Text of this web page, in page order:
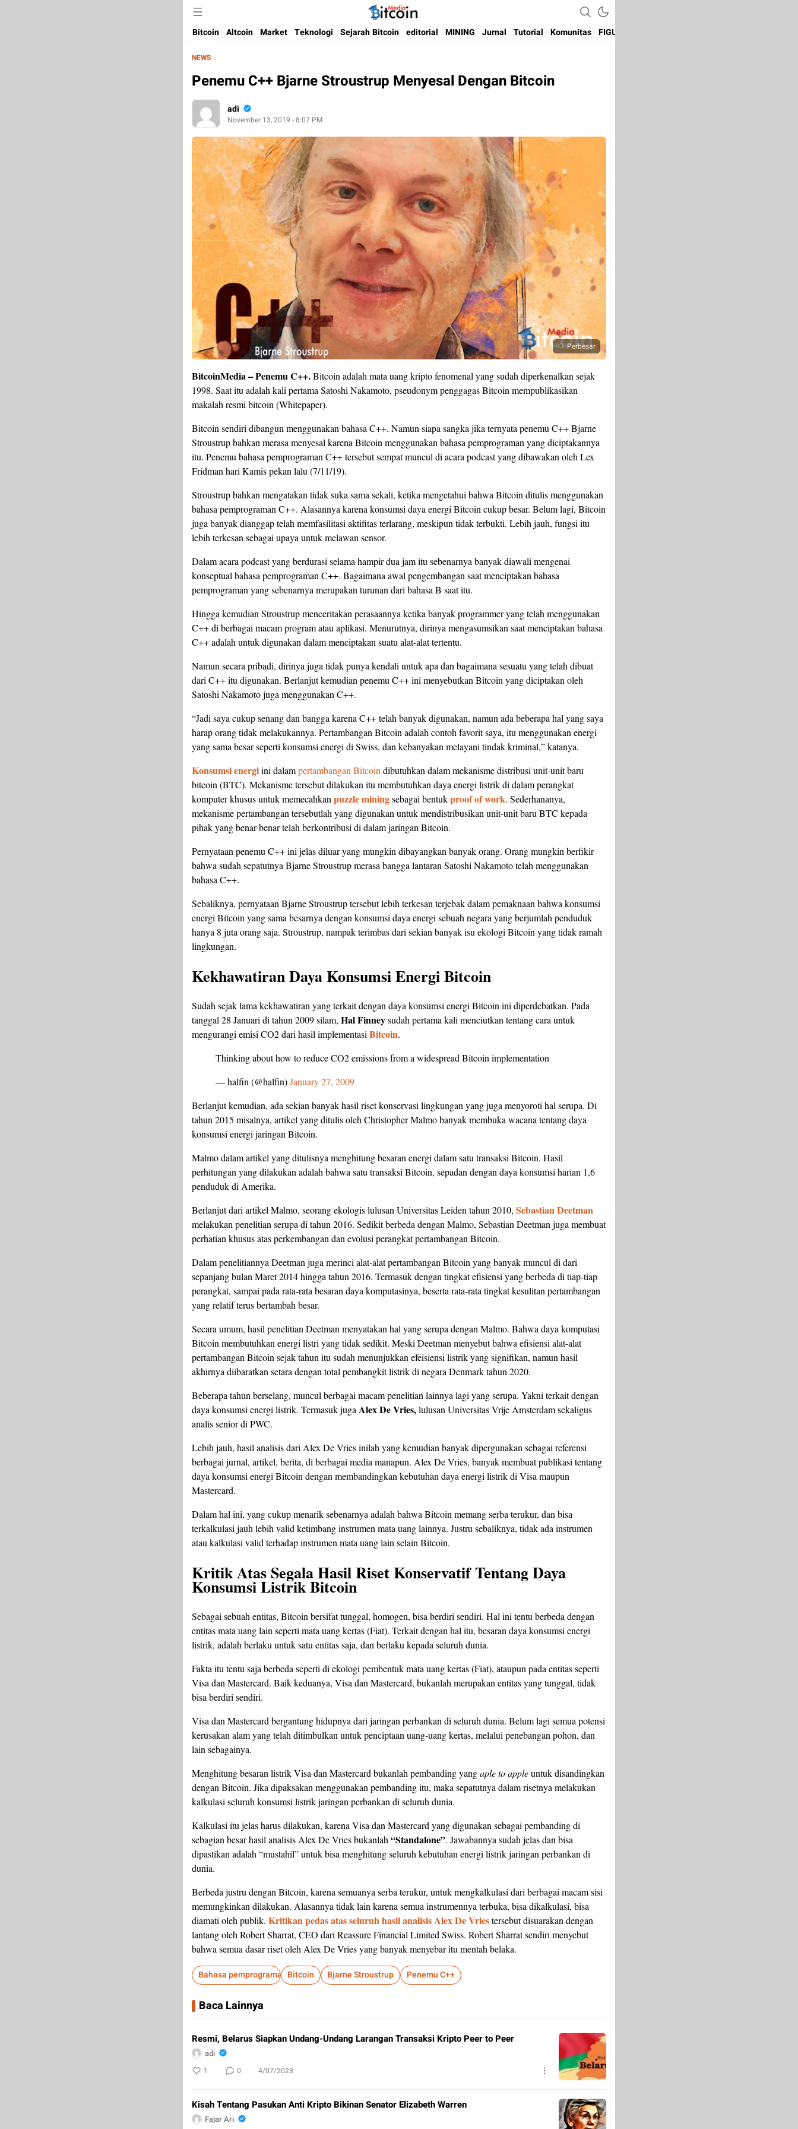
Bitcoin Media Indonesia
Media Bitcoin dan Cryptocurrency, dan Blockchain di Indonesia
Bitcoin Altcoin Market Teknologi Sejarah Bitcoin editorial MINING Jurnal Tutorial Komunitas FIGUR
NEWS
Penemu C++ Bjarne Stroustrup Menyesal Dengan Bitcoin
adi
November 13, 2019 - 8:07 PM
Perbesar
BitcoinMedia – Penemu C++.Bitcoin adalah mata uang kripto fenomenal yang sudah diperkenalkan sejak
1998. Saat itu adalah kali pertama Satoshi Nakamoto, pseudonym penggagas Bitcoin mempublikasikan
makalah resmi bitcoin (Whitepaper).
Bitcoin sendiri dibangun menggunakan bahasa C++. Namun siapa sangka jika ternyata penemu C++ Bjarne
Stroustrup bahkan merasa menyesal karena Bitcoin menggunakan bahasa pemprograman yang diciptakannya
itu. Penemu bahasa pemprograman C++ tersebut sempat muncul di acara podcast yang dibawakan oleh Lex
Fridman hari Kamis pekan lalu (7/11/19).
Stroustrup bahkan mengatakan tidak suka sama sekali, ketika mengetahui bahwa Bitcoin ditulis menggunakan
bahasa pemprograman C++. Alasannya karena konsumsi daya energi Bitcoin cukup besar. Belum lagi, Bitcoin
juga banyak dianggap telah memfasilitasi aktifitas terlarang, meskipun tidak terbukti. Lebih jauh, fungsi itu
lebih terkesan sebagai upaya untuk melawan sensor.
Dalam acara podcast yang berdurasi selama hampir dua jam itu sebenarnya banyak diawali mengenai
konseptual bahasa pemprograman C++. Bagaimana awal pengembangan saat menciptakan bahasa
pemprograman yang sebenarnya merupakan turunan dari bahasa B saat itu.
Hingga kemudian Stroustrup menceritakan perasaannya ketika banyak programmer yang telah menggunakan
C++ di berbagai macam program atau aplikasi. Menurutnya, dirinya mengasumsikan saat menciptakan bahasa
C++ adalah untuk digunakan dalam menciptakan suatu alat-alat tertentu.
Namun secara pribadi, dirinya juga tidak punya kendali untuk apa dan bagaimana sesuatu yang telah dibuat
dari C++ itu digunakan. Berlanjut kemudian penemu C++ ini menyebutkan Bitcoin yang diciptakan oleh
Satoshi Nakamoto juga menggunakan C++.
“Jadi saya cukup senang dan bangga karena C++ telah banyak digunakan, namun ada beberapa hal yang saya
harap orang tidak melakukannya. Pertambangan Bitcoin adalah contoh favorit saya, itu menggunakan energi
yang sama besar seperti konsumsi energi di Swiss, dan kebanyakan melayani tindak kriminal,” katanya.
Konsumsi energiini dalampertambangan Bitcoin dibutuhkan dalam mekanisme distribusi unit-unit baru
bitcoin (BTC). Mekanisme tersebut dilakukan itu membutuhkan daya energi listrik di dalam perangkat
komputer khusus untuk memecahkan puzzle miningsebagai bentukproof of work. Sederhananya,
mekanisme pertambangan tersebutlah yang digunakan untuk mendistribusikan unit-unit baru BTC kepada
pihak yang benar-benar telah berkontribusi di dalam jaringan Bitcoin.
Pernyataan penemu C++ ini jelas diluar yang mungkin dibayangkan banyak orang. Orang mungkin berfikir
bahwa sudah sepatutnya Bjarne Stroustrup merasa bangga lantaran Satoshi Nakamoto telah menggunakan
bahasa C++.
Sebaliknya, pernyataan Bjarne Stroustrup tersebut lebih terkesan terjebak dalam pemaknaan bahwa konsumsi
energi Bitcoin yang sama besarnya dengan konsumsi daya energi sebuah negara yang berjumlah penduduk
hanya 8 juta orang saja. Stroustrup, nampak terimbas dari sekian banyak isu ekologi Bitcoin yang tidak ramah
lingkungan.
Kekhawatiran Daya Konsumsi Energi Bitcoin
Sudah sejak lama kekhawatiran yang terkait dengan daya konsumsi energi Bitcoin ini diperdebatkan. Pada
tanggal 28 Januari di tahun 2009 silam, Hal Finneysudah pertama kali menciutkan tentang cara untuk
mengurangi emisi CO2 dari hasil implementasi Bitcoin.
Thinking about how to reduce CO2 emissions from a widespread Bitcoin implementation
— halfin (@halfin)January 27, 2009
Berlanjut kemudian, ada sekian banyak hasil riset konservasi lingkungan yang juga menyoroti hal serupa. Di
tahun 2015 misalnya, artikel yang ditulis oleh Christopher Malmo banyak membuka wacana tentang daya
konsumsi energi jaringan Bitcoin.
Malmo dalam artikel yang ditulisnya menghitung besaran energi dalam satu transaksi Bitcoin. Hasil
perhitungan yang dilakukan adalah bahwa satu transaksi Bitcoin, sepadan dengan daya konsumsi harian 1,6
penduduk di Amerika.
Berlanjut dari artikel Malmo, seorang ekologis lulusan Universitas Leiden tahun 2010, Sebastian Deetman
melakukan penelitian serupa di tahun 2016. Sedikit berbeda dengan Malmo, Sebastian Deetman juga membuat
perhatian khusus atas perkembangan dan evolusi perangkat pertambangan Bitcoin.
Dalam penelitiannya Deetman juga merinci alat-alat pertambangan Bitcoin yang banyak muncul di dari
sepanjang bulan Maret 2014 hingga tahun 2016. Termasuk dengan tingkat efisiensi yang berbeda di tiap-tiap
perangkat, sampai pada rata-rata besaran daya komputasinya, beserta rata-rata tingkat kesulitan pertambangan
yang relatif terus bertambah besar.
Secara umum, hasil penelitian Deetman menyatakan hal yang serupa dengan Malmo. Bahwa daya komputasi
Bitcoin membutuhkan energi listri yang tidak sedikit. Meski Deetman menyebut bahwa efisiensi alat-alat
pertambangan Bitcoin sejak tahun itu sudah menunjukkan efeisiensi listrik yang signifikan, namun hasil
akhirnya diibaratkan setara dengan total pembangkit listrik di negara Denmark tahun 2020.
Beberapa tahun berselang, muncul berbagai macam penelitian lainnya lagi yang serupa. Yakni terkait dengan
daya konsumsi energi listrik. Termasuk juga Alex De Vries,lulusan Universitas Vrije Amsterdam sekaligus
analis senior di PWC.
Lebih jauh, hasil analisis dari Alex De Vries inilah yang kemudian banyak dipergunakan sebagai referensi
berbagai jurnal, artikel, berita, di berbagai media manapun. Alex De Vries, banyak membuat publikasi tentang
daya konsumsi energi Bitcoin dengan membandingkan kebutuhan daya energi listrik di Visa maupun
Mastercard.
Dalam hal ini, yang cukup menarik sebenarnya adalah bahwa Bitcoin memang serba terukur, dan bisa
terkalkulasi jauh lebih valid ketimbang instrumen mata uang lainnya. Justru sebaliknya, tidak ada instrumen
atau kalkulasi valid terhadap instrumen mata uang lain selain Bitcoin.
Kritik Atas Segala Hasil Riset Konservatif Tentang Daya
Konsumsi Listrik Bitcoin
Sebagai sebuah entitas, Bitcoin bersifat tunggal, homogen, bisa berdiri sendiri. Hal ini tentu berbeda dengan
entitas mata uang lain seperti mata uang kertas (Fiat). Terkait dengan hal itu, besaran daya konsumsi energi
listrik, adalah berlaku untuk satu entitas saja, dan berlaku kepada seluruh dunia.
Fakta itu tentu saja berbeda seperti di ekologi pembentuk mata uang kertas (Fiat), ataupun pada entitas seperti
Visa dan Mastercard. Baik keduanya, Visa dan Mastercard, bukanlah merupakan entitas yang tunggal, tidak
bisa berdiri sendiri.
Visa dan Mastercard bergantung hidupnya dari jaringan perbankan di seluruh dunia. Belum lagi semua potensi
kerusakan alam yang telah ditimbulkan untuk penciptaan uang-uang kertas, melalui penebangan pohon, dan
lain sebagainya.
Menghitung besaran listrik Visa dan Mastercard bukanlah pembanding yangaple to appleuntuk disandingkan
dengan Bitcoin. Jika dipaksakan menggunakan pembanding itu, maka sepatutnya dalam risetnya melakukan
kalkulasi seluruh konsumsi listrik jaringan perbankan di seluruh dunia.
Kalkulasi itu jelas harus dilakukan, karena Visa dan Mastercard yang digunakan sebagai pembanding di
sebagian besar hasil analisis Alex De Vries bukanlah “Standalone”. Jawabannya sudah jelas dan bisa
dipastikan adalah “mustahil” untuk bisa menghitung seluruh kebutuhan energi listrik jaringan perbankan di
dunia.
Berbeda justru dengan Bitcoin, karena semuanya serba terukur, untuk mengkalkulasi dari berbagai macam sisi
memungkinkan dilakukan. Alasannya tidak lain karena semua instrumennya terbuka, bisa dikalkulasi, bisa
diamati oleh publik. Kritikan pedas atas seluruh hasil analisis Alex De Vriestersebut disuarakan dengan
lantang oleh Robert Sharrat, CEO dari Reassure Financial Limited Swiss. Robert Sharrat sendiri menyebut
bahwa semua dasar riset oleh Alex De Vries yang banyak menyebar itu mentah belaka.
Bahasa pemprograman Bitcoin Bjarne Stroustrup Penemu C++
Baca Lainnya
Resmi, Belarus Siapkan Undang-Undang Larangan Transaksi Kripto Peer to Peer
adi
1 0 4/07/2023
Kisah Tentang Pasukan Anti Kripto Bikinan Senator Elizabeth Warren
Fajar Ari